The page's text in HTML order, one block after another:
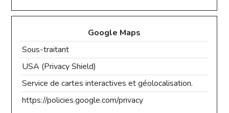
Google Maps
Sous-traitant
USA (Privacy Shield)
Service de cartes interactives et géolocalisation.
https://policies.google.com/privacy